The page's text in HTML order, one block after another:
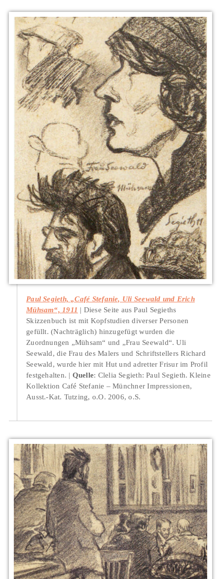
Paul Segieth, „Café Stefanie, Uli Seewald und Erich
Mühsam“, 1911
Diese Seite aus Paul Segieths
Skizzenbuch ist mit Kopfstudien diverser Personen
gefüllt. (Nachträglich) hinzugefügt wurden die
Zuordnungen „Mühsam“ und „Frau Seewald“. Uli
Seewald, die Frau des Malers und Schriftstellers Richard
Seewald, wurde hier mit Hut und adretter Frisur im Profil
festgehalten.
Quelle: Clelia Segieth: Paul Segieth. Kleine
Kollektion Café Stefanie – Münchner Impressionen,
Ausst.-Kat. Tutzing, o.O. 2006, o.S.